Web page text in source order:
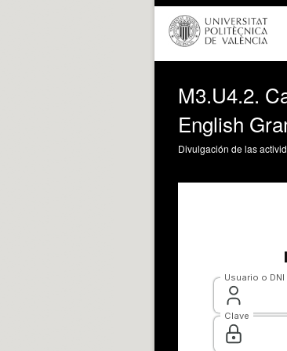
M3.U4.2.
English
Divulgación de las